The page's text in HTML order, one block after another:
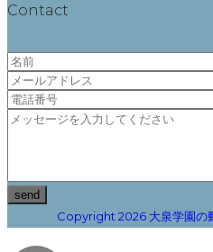
Contact
Copyright 2026 大泉学園の